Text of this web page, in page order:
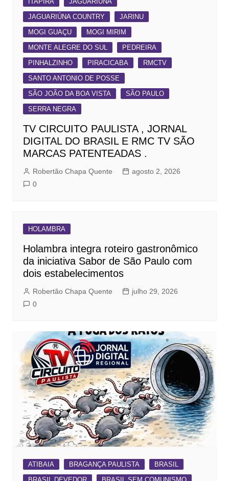
JAGUARIÚNA COUNTRY
JARINU
MOGI GUAÇU
MOGI MIRIM
MONTE ALEGRE DO SUL
PEDREIRA
PINHALZINHO
PIRACICABA
RMCTV
SANTO ANTONIO DE POSSE
SÃO JOÃO DA BOA VISTA
SÃO PAULO
SERRA NEGRA
TV CIRCUITO PAULISTA , JORNAL
DIGITAL DO BRASIL E RMC TV SÃO
MARCAS PATENTEADAS .
Robertão Chapa Quente
agosto 2, 2026
0
HOLAMBRA
Holambra integra roteiro gastronômico
da iniciativa Sabor de São Paulo com
dois estabelecimentos
Robertão Chapa Quente
julho 29, 2026
0
ATIBAIA BRAGANÇA PAULISTA
BRASIL